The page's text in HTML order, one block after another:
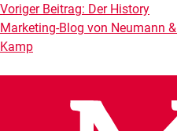
Beitragsnavigation
Voriger Beitrag: Der History
Marketing-Blog von Neumann &
Kamp